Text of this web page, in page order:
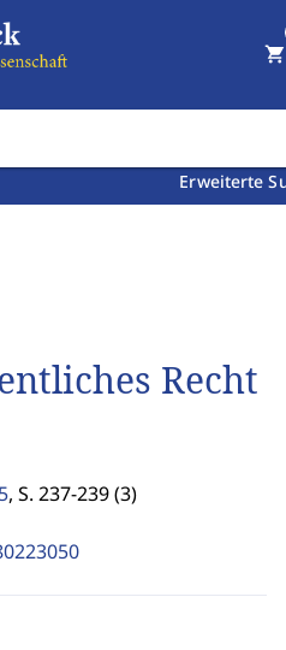
Erweiterte
shopping_cart
Recht
, S. 237-239 (3)